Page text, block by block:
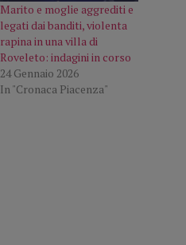
Marito e moglie aggrediti e
legati dai banditi, violenta
rapina in una villa di
Roveleto: indagini in corso
24 Gennaio 2026
In "Cronaca Piacenza"